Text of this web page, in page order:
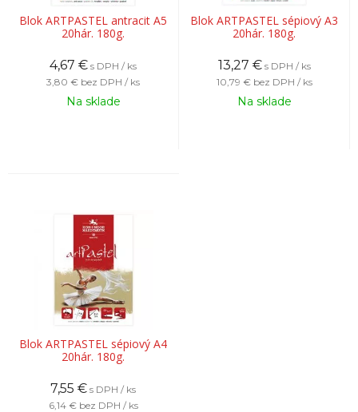
Blok ARTPASTEL antracit A5
20hár. 180g.
4,67 € s DPH / ks
3,80 € bez DPH / ks
Na sklade
Blok ARTPASTEL sépiový A3
20hár. 180g.
13,27 € s DPH / ks
10,79 € bez DPH / ks
Na sklade
Blok ARTPASTEL sépiový A4
20hár. 180g.
7,55 € s DPH / ks
6,14 € bez DPH / ks